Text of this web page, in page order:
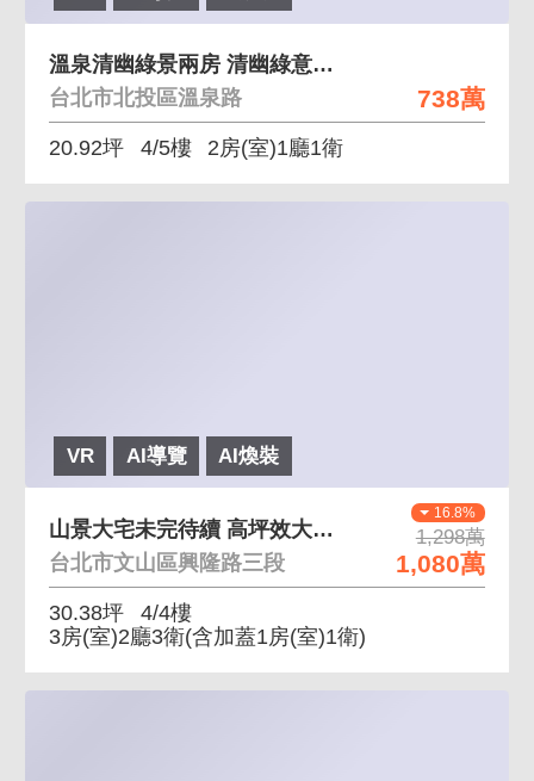
738萬
溫泉清幽綠景兩房 清幽綠意寧靜住宅環境
台北市北投區溫泉路
20.92坪 4/5樓 2房(室)1廳1衛
VR AI導覽 AI煥裝
16.8%
1,298萬
1,080萬
山景大宅未完待續 高坪效大空間 景觀宅
台北市文山區興隆路三段
30.38坪
4/4樓
3房(室)2廳3衛(含加蓋1房(室)1衛)